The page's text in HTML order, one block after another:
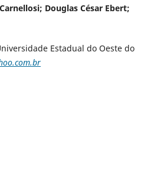
Douglas César Ebert;
Estadual do Oeste do